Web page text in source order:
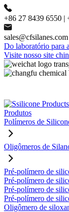
+86 27 8439 6550 |
sales@cfsilanes.com
Do laboratório para
Visite nosso site
Produtos
Polímeros de
Oligômeros de
Pré-polímero de
Pré-polímero de
Pré-polímero de
Pré-polímero de
Oligômero de